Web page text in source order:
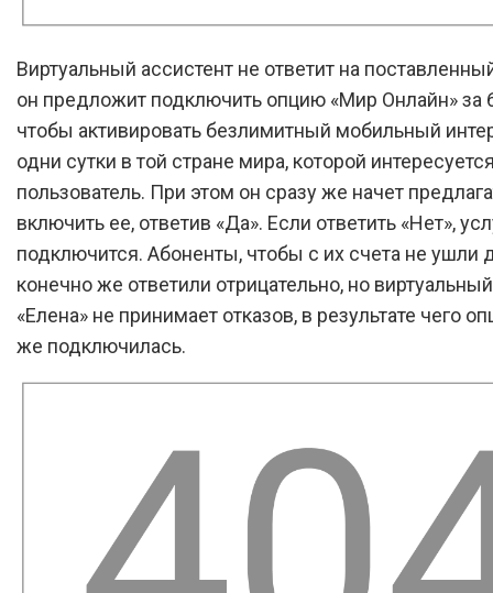
Виртуальный ассистент не ответит на
он предложит подключить опцию «Мир Онлайн» за
чтобы активировать безлимитный мобильный
одни сутки в той стране мира, которой
пользователь. При этом он сразу же начет
включить ее, ответив «Да». Если ответить «Нет»,
подключится. Абоненты, чтобы с их счета не ушли
конечно же ответили отрицательно, но
«Елена» не принимает отказов, в результате чего
же подключилась.